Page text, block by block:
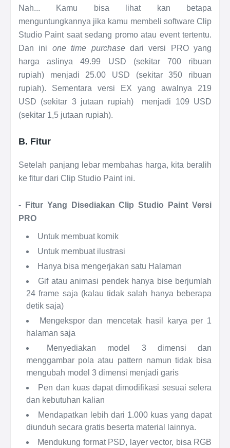
Nah... Kamu bisa lihat kan betapa
menguntungkannya jika kamu membeli software Clip
Studio Paint saat sedang promo atau event tertentu.
Dan ini one time purchase dari versi PRO yang
harga aslinya 49.99 USD (sekitar 700 ribuan
rupiah) menjadi 25.00 USD (sekitar 350 ribuan
rupiah). Sementara versi EX yang awalnya 219
USD (sekitar 3 jutaan rupiah) menjadi 109 USD
(sekitar 1,5 jutaan rupiah).
B. Fitur
Setelah panjang lebar membahas harga, kita beralih
ke fitur dari Clip Studio Paint ini.
- Fitur Yang Disediakan Clip Studio Paint Versi
PRO
Untuk membuat komik
Untuk membuat ilustrasi
Hanya bisa mengerjakan satu Halaman
Gif atau animasi pendek hanya bise berjumlah
24 frame saja (kalau tidak salah hanya beberapa
detik saja)
Mengekspor dan mencetak hasil karya per 1
halaman saja
Menyediakan model 3 dimensi dan
menggambar pola atau pattern namun tidak bisa
mengubah model 3 dimensi menjadi garis
Pen dan kuas dapat dimodifikasi sesuai selera
dan kebutuhan kalian
Mendapatkan lebih dari 1.000 kuas yang dapat
diunduh secara gratis beserta material lainnya.
Mendukung format PSD, layer vector, bisa RGB